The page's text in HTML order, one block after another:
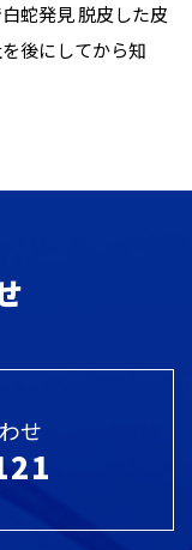
蛇発見 脱皮した皮
後にしてから知
せ